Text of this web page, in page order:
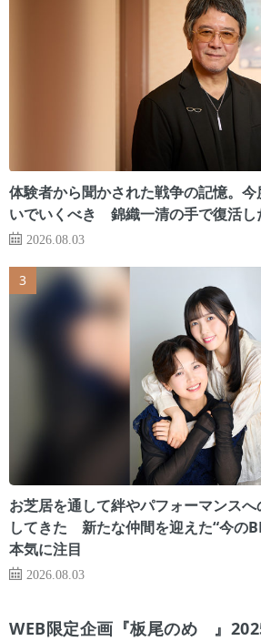
体験者から聞かされた戦争の記憶。
いでいくべき 錦織一清の手で復活し
2026.08.03
お芝居を通して絆やパフォーマンス
してきた 新たな仲間を迎えた“今の
本気に注目
2026.08.03
WEB限定企画『板尾のめ゙』